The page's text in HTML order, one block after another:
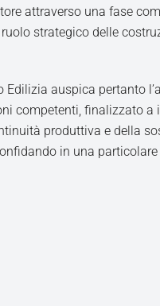
attraverso una fase
strategico delle
Edilizia auspica pertanto
competenti, finalizzato a
produttiva e della
in una